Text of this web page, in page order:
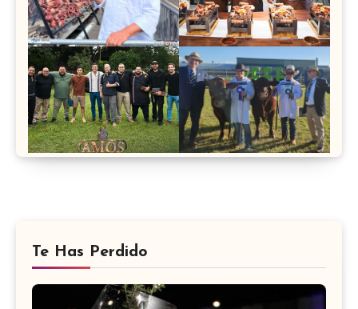
Te Has Perdido